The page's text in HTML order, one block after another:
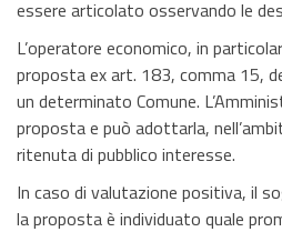
essere articolato osservando le
L’operatore economico, in
proposta ex art. 183, comma 15,
un determinato Comune.
proposta e può adottarla,
ritenuta di pubblico interesse.
In caso di valutazione positiva, il
la proposta è individuato quale